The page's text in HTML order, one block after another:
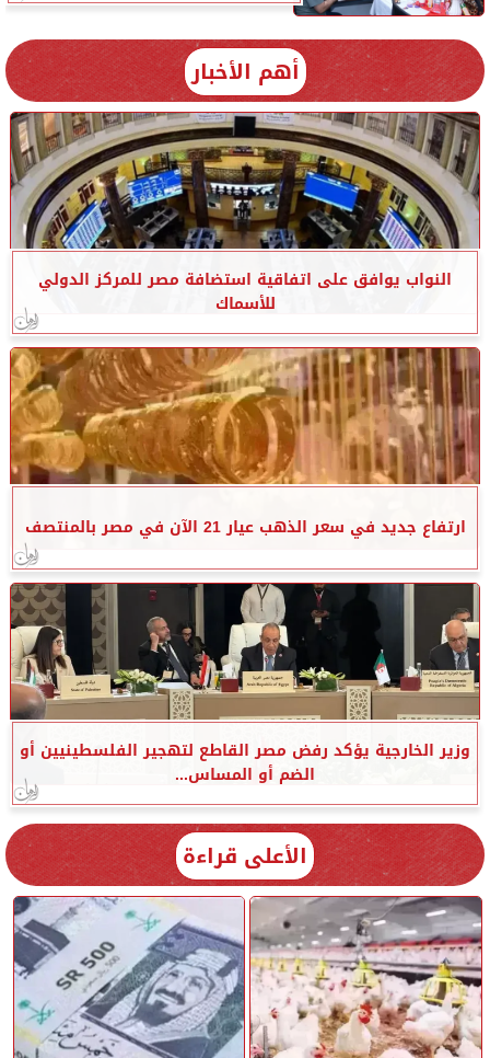
أهم الأخبار
النواب يوافق على اتفاقية استضافة مصر للمركز الدولي
للأسماك
ارتفاع جديد في سعر الذهب عيار 21 الآن في مصر بالمنتصف
وزير الخارجية يؤكد رفض مصر القاطع لتهجير الفلسطينيين أو
الضم أو المساس...
الأعلى قراءة